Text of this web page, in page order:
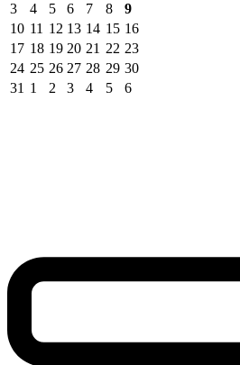
3
4 5 6 7 8
9
10 11 12 13 14 15 16
17 18 19 20 21 22 23
24 25 26 27 28 29 30
31 1 2 3 4 5 6